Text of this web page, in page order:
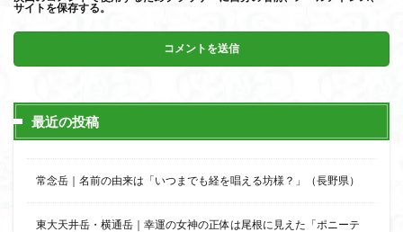
サイトを保存する。
最近の投稿
常念岳｜名前の由来は「いつまでも経を唱える坊様？」（長野県）
東大天井岳・横通岳｜幸運の女神の正体は尾根に見えた「ポニーテ